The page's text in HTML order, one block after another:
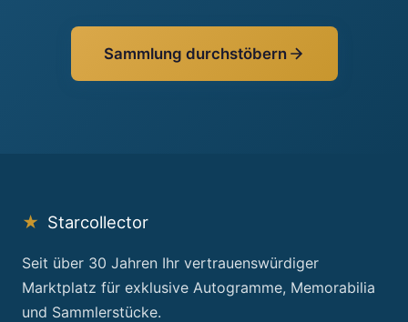
Sammlung durchstöbern
★ Starcollector
Seit über 30 Jahren Ihr vertrauenswürdiger
Marktplatz für exklusive Autogramme, Memorabilia
und Sammlerstücke.